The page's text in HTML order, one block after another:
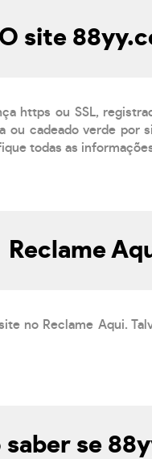
O site
https ou SSL,
ou cadeado verde
todas as
Reclame
no Reclame Aqui.
saber se